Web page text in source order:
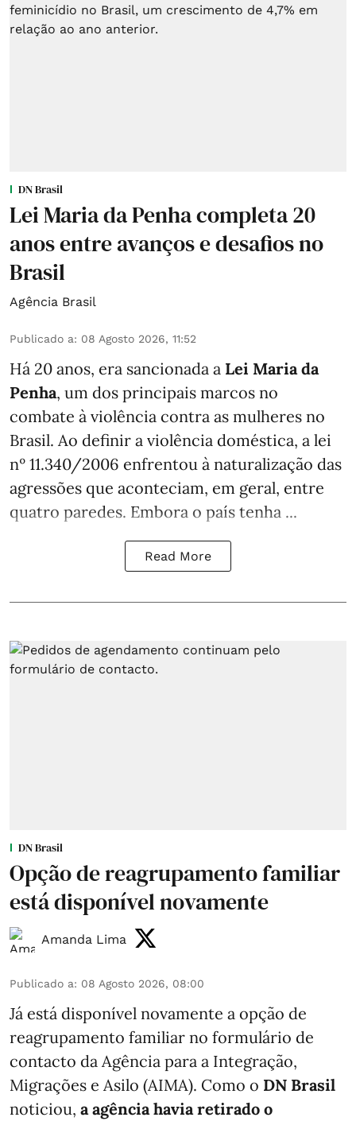
DN Brasil
Lei Maria da Penha completa 20
anos entre avanços e desafios no
Brasil
Agência Brasil
Publicado a: 08 Agosto 2026, 11:52
Há 20 anos, era sancionada a Lei Maria da
Penha, um dos principais marcos no
combate à violência contra as mulheres no
Brasil. Ao definir a violência doméstica, a lei
nº 11.340/2006 enfrentou à naturalização das
agressões que aconteciam, em geral, entre
quatro paredes. Embora o país tenha ...
Read More
DN Brasil
Opção de reagrupamento familiar
está disponível novamente
Amanda Lima
Publicado a: 08 Agosto 2026, 08:00
Já está disponível novamente a opção de
reagrupamento familiar no formulário de
contacto da Agência para a Integração,
Migrações e Asilo (AIMA). Como o DN Brasil
noticiou, a agência havia retirado o